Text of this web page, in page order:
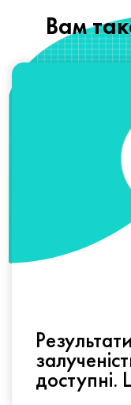
Вам
доступні.